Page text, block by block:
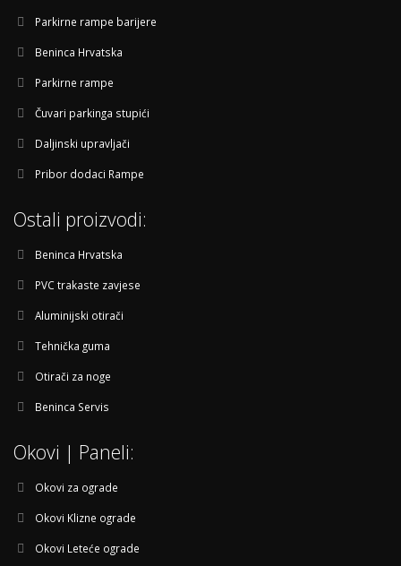
Parkirne rampe barijere
Beninca Hrvatska
Parkirne rampe
Čuvari parkinga stupići
Daljinski upravljači
Pribor dodaci Rampe
Ostali proizvodi:
Beninca Hrvatska
PVC trakaste zavjese
Aluminijski otirači
Tehnička guma
Otirači za noge
Beninca Servis
Okovi | Paneli:
Okovi za ograde
Okovi Klizne ograde
Okovi Leteće ograde